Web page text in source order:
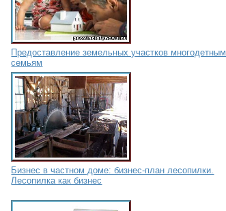
Предоставление земельных участков многодетным
семьям
Бизнес в частном доме: бизнес-план лесопилки.
Лесопилка как бизнес